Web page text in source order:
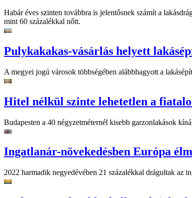
Habár éves szinten továbbra is jelentősnek számít a
mint 60 százalékkal nőtt.
Pulykakakas-vásárlás helyett
A megyei jogú városok többségében alábbhagyott a
Hitel nélkül szinte lehetetlen a
Budapesten a 40 négyzetméternél kisebb garzonlakások
Ingatlanár-növekedésben Európa
2022 harmadik negyedévében 21 százalékkal drágultak az